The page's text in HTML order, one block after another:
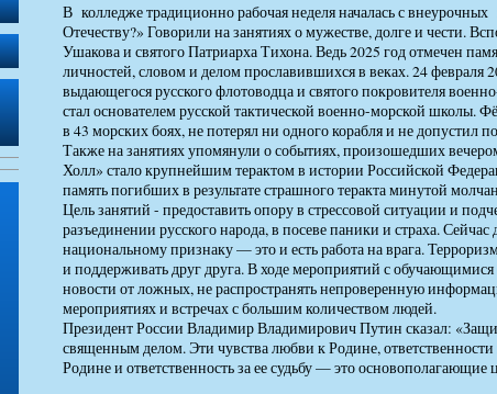
В колледже традиционно рабочая неделя началась с
Отечеству?» Говорили на занятиях о мужестве, долге и чести.
Ушакова и святого Патриарха Тихона. Ведь 2025 год отмечен
личностей, словом и делом прославившихся в веках. 24
выдающегося русского флотоводца и святого покровителя
стал основателем русской тактической военно-морской школы.
в 43 морских боях, не потерял ни одного корабля и не допустил
Также на занятиях упомянули о событиях, произошедших
Холл» стало крупнейшим терактом в истории Российской
память погибших в результате страшного теракта минутой
Цель занятий - предоставить опору в стрессовой ситуации и
разъединении русского народа, в посеве паники и страха.
национальному признаку — это и есть работа на врага.
и поддерживать друг друга. В ходе мероприятий с
новости от ложных, не распространять непроверенную
мероприятиях и встречах с большим количеством людей.
Президент России Владимир Владимирович Путин сказал:
священным делом. Эти чувства любви к Родине,
Родине и ответственность за ее судьбу — это